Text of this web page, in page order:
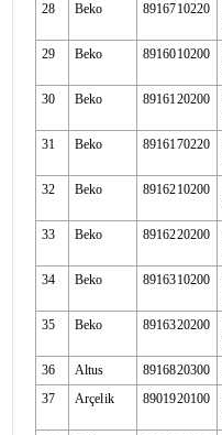
28 Beko 8916710220
29 Beko 8916010200
30 Beko 8916120200
31 Beko 8916170220
32 Beko 8916210200
33 Beko 8916220200
34 Beko 8916310200
35 Beko 8916320200
36 Altus 8916820300
37
Arçelik 8901920100